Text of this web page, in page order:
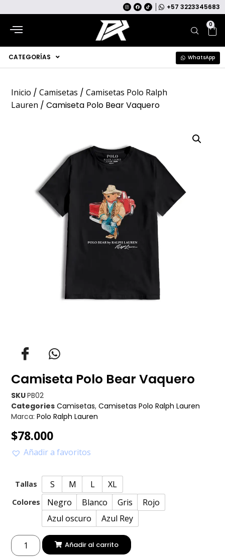
+57 3223345683
0
CATEGORÍAS WhatsApp
Inicio /Camisetas /Camisetas Polo Ralph
Lauren / Camiseta Polo Bear Vaquero
Camiseta Polo Bear Vaquero
SKUPB02
Categories Camisetas,Camisetas Polo Ralph Lauren
Marca:Polo Ralph Lauren
$78.000
Añadir a favoritos
Tallas S M L XL
Colores Negro Blanco Gris
Rojo
Azul oscuro
Azul Rey
Añadir al carrito